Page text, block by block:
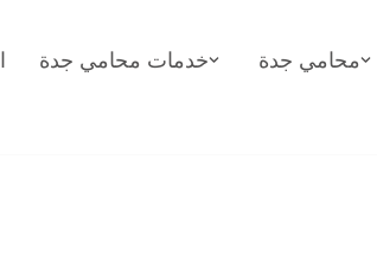
محامي جدة خدمات محامي جدة